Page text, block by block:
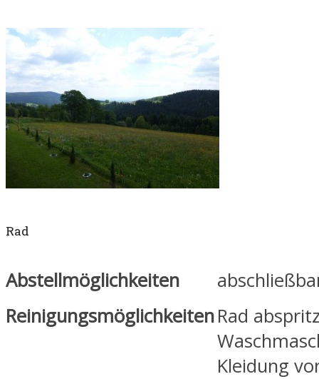
Rad
Abstellmöglichkeiten
ReinigungsmöglichkeitenRad
Kleidung